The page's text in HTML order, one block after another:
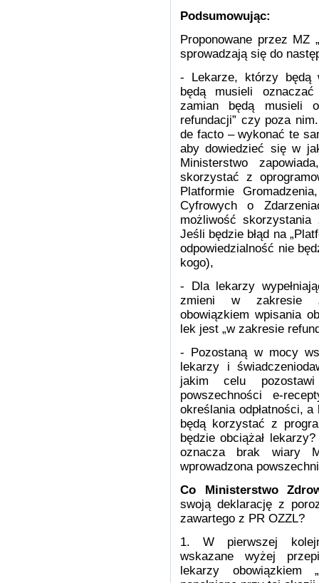
Podsumowując:
Proponowane przez MZ
sprowadzają się do
- Lekarze, którzy będą
będą musieli
zamian będą musieli
refundacji” czy poza
de facto – wykonać te
aby dowiedzieć się w
Ministerstwo
skorzystać z
Platformie
Cyfrowych o
możliwość
Jeśli będzie błąd na
odpowiedzialność nie
kogo),
- Dla lekarzy
zmieni w zakresie
obowiązkiem wpisania
lek jest „w zakresie
- Pozostaną w mocy
lekarzy i
jakim celu
powszechności e-
określania odpłatności,
będą korzystać z
będzie obciążał
oznacza brak wiary
wprowadzona
Co Ministerstwo
swoją deklarację z
zawartego z PR OZZL?
1. W pierwszej
wskazane wyżej
lekarzy obowiązkiem